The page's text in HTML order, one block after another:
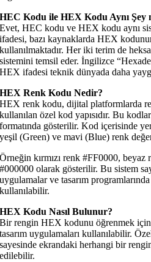
HEC Kodu ile HEX Kodu Aynı Şey
Evet, HEC kodu ve HEX kodu aynı
ifadesi, bazı kaynaklarda HEX
kullanılmaktadır. Her iki terim de
sistemini temsil eder. İngilizce
HEX ifadesi teknik dünyada daha
HEX Renk Kodu Nedir?
HEX renk kodu, dijital platformlarda
kullanılan özel kod yapısıdır. Bu
formatında gösterilir. Kod içerisinde
yeşil (Green) ve mavi (Blue) renk
Örneğin kırmızı renk #FF0000,
#000000 olarak gösterilir. Bu sistem
uygulamalar ve tasarım
kullanılabilir.
HEX Kodu Nasıl Bulunur?
Bir rengin HEX kodunu öğrenmek
tasarım uygulamaları kullanılabilir.
sayesinde ekrandaki herhangi bir
edilebilir.